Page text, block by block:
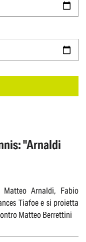
"Arnaldi
Arnaldi, Fabio
Tiafoe e si proietta
Matteo Berrettini